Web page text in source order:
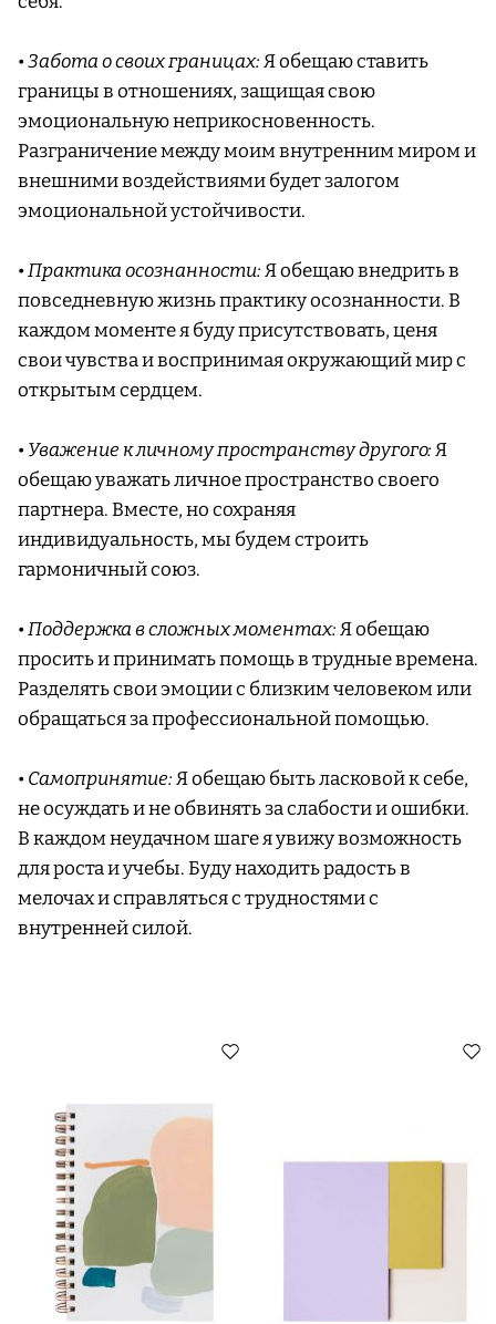
•Забота о своих границах:Я обещаю ставить
границы в отношениях, защищая свою
эмоциональную неприкосновенность.
Разграничение между моим внутренним миром и
внешними воздействиями будет залогом
эмоциональной устойчивости.
•Практика осознанности:Я обещаю внедрить в
повседневную жизнь практику осознанности. В
каждом моменте я буду присутствовать, ценя
свои чувства и воспринимая окружающий мир с
открытым сердцем.
•Уважение к личному пространству другого:Я
обещаю уважать личное пространство своего
партнера. Вместе, но сохраняя
индивидуальность, мы будем строить
гармоничный союз.
•Поддержка в сложных моментах:Я обещаю
просить и принимать помощь в трудные времена.
Разделять свои эмоции с близким человеком или
обращаться за профессиональной помощью.
•Самопринятие:Я обещаю быть ласковой к себе,
не осуждать и не обвинять за слабости и ошибки.
В каждом неудачном шаге я увижу возможность
для роста и учебы. Буду находить радость в
мелочах и справляться с трудностями с
внутренней силой.